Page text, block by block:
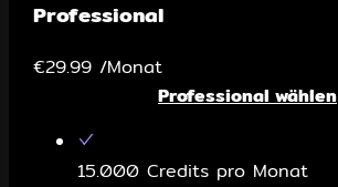
Professional
€29.99 /Monat
Professional wählen
15.000 Credits pro Monat